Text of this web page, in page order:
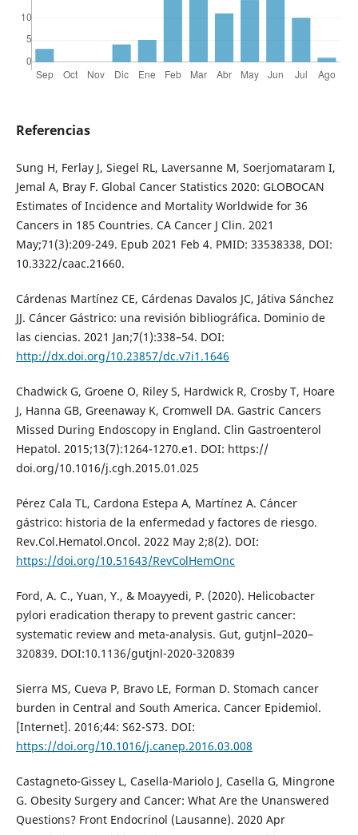
Referencias
Sung H, Ferlay J, Siegel RL, Laversanne M, Soerjomataram I,
Jemal A, Bray F. Global Cancer Statistics 2020: GLOBOCAN
Estimates of Incidence and Mortality Worldwide for 36
Cancers in 185 Countries. CA Cancer J Clin. 2021
May;71(3):209-249. Epub 2021 Feb 4. PMID: 33538338, DOI:
10.3322/caac.21660.
Cárdenas Martínez CE, Cárdenas Davalos JC, Játiva Sánchez
JJ. Cáncer Gástrico: una revisión bibliográfica. Dominio de
las ciencias. 2021 Jan;7(1):338–54. DOI:
http://dx.doi.org/10.23857/dc.v7i1.1646
Chadwick G, Groene O, Riley S, Hardwick R, Crosby T, Hoare
J, Hanna GB, Greenaway K, Cromwell DA. Gastric Cancers
Missed During Endoscopy in England. Clin Gastroenterol
Hepatol. 2015;13(7):1264-1270.e1. DOI: https://
doi.org/10.1016/j.cgh.2015.01.025
Pérez Cala TL, Cardona Estepa A, Martínez A. Cáncer
gástrico: historia de la enfermedad y factores de riesgo.
Rev.Col.Hematol.Oncol. 2022 May 2;8(2). DOI:
https://doi.org/10.51643/RevColHemOnc
Ford, A. C., Yuan, Y., & Moayyedi, P. (2020). Helicobacter
pylori eradication therapy to prevent gastric cancer:
systematic review and meta-analysis. Gut, gutjnl–2020–
320839. DOI:10.1136/gutjnl-2020-320839
Sierra MS, Cueva P, Bravo LE, Forman D. Stomach cancer
burden in Central and South America. Cancer Epidemiol.
[Internet]. 2016;44: S62-S73. DOI:
https://doi.org/10.1016/j.canep.2016.03.008
Castagneto-Gissey L, Casella-Mariolo J, Casella G, Mingrone
G. Obesity Surgery and Cancer: What Are the Unanswered
Questions? Front Endocrinol (Lausanne). 2020 Apr